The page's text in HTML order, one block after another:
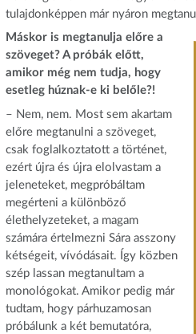
tulajdonképpen már nyáron
Máskor is megtanulja előre a
szöveget? A próbák előtt,
amikor még nem tudja, hogy
esetleg húznak-e ki belőle?!
– Nem, nem. Most sem akartam
előre megtanulni a szöveget,
csak foglalkoztatott a történet,
ezért újra és újra elolvastam a
jeleneteket, megpróbáltam
megérteni a különböző
élethelyzeteket, a magam
számára értelmezni Sára asszony
kétségeit, vívódásait. Így közben
szép lassan megtanultam a
monológokat. Amikor pedig már
tudtam, hogy párhuzamosan
próbálunk a két bemutatóra,